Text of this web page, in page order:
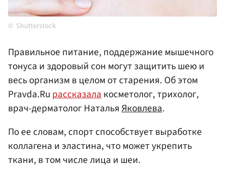
Shutterstock
Правильное питание, поддержание мышечного
тонуса и здоровый сон могут защитить шею и
весь организм в целом от старения. Об этом
Pravda.Ru рассказалакосметолог, трихолог,
врач-дерматолог НатальяЯковлева.
По ее словам, спорт способствует выработке
коллагена и эластина, что может укрепить
ткани, в том числе лица и шеи.